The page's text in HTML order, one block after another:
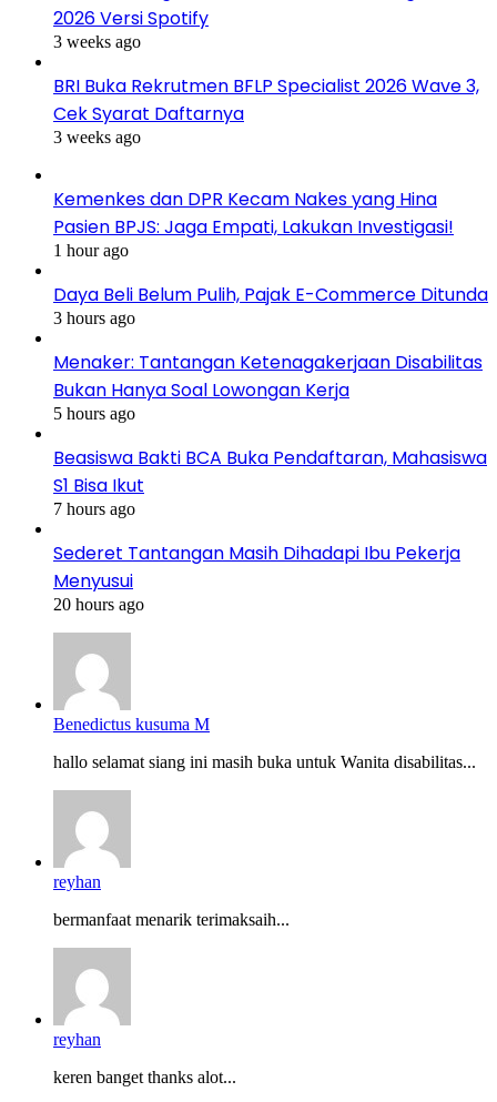
2026 Versi Spotify
3 weeks ago
BRI Buka Rekrutmen BFLP Specialist 2026 Wave 3,
Cek Syarat Daftarnya
3 weeks ago
Kemenkes dan DPR Kecam Nakes yang Hina
Pasien BPJS: Jaga Empati, Lakukan Investigasi!
1 hour ago
Daya Beli Belum Pulih, Pajak E-Commerce Ditunda
3 hours ago
Menaker: Tantangan Ketenagakerjaan Disabilitas
Bukan Hanya Soal Lowongan Kerja
5 hours ago
Beasiswa Bakti BCA Buka Pendaftaran, Mahasiswa
S1 Bisa Ikut
7 hours ago
Sederet Tantangan Masih Dihadapi Ibu Pekerja
Menyusui
20 hours ago
Benedictus kusuma M
hallo selamat siang ini masih buka untuk Wanita disabilitas...
reyhan
bermanfaat menarik terimaksaih...
reyhan
keren banget thanks alot...